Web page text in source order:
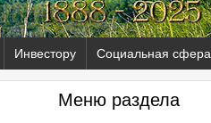
Инвестору Социальная сфера
Меню раздела